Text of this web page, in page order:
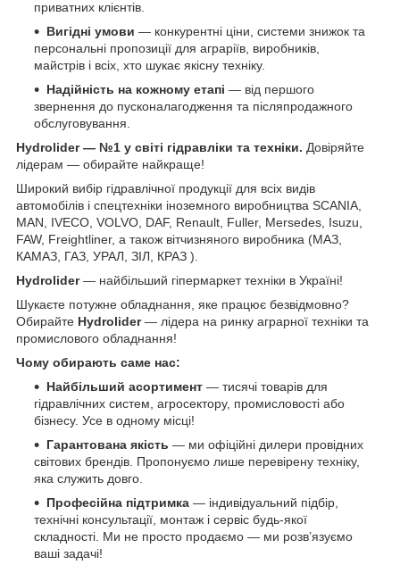
приватних клієнтів.
Вигідні умови — конкурентні ціни, системи знижок та
персональні пропозиції для аграріїв, виробників,
майстрів і всіх, хто шукає якісну техніку.
Надійність на кожному етапі — від першого
звернення до пусконалагодження та післяпродажного
обслуговування.
Hydrolider — №1 у світі гідравліки та техніки. Довіряйте
лідерам — обирайте найкраще!
Широкий вибір гідравлічної продукції для всіх видів
автомобілів і спецтехніки іноземного виробництва SCANIA,
MAN, IVECO, VOLVO, DAF, Renault, Fuller, Mersedes, Isuzu,
FAW, Freightliner, а також вітчизняного виробника (МАЗ,
КАМАЗ, ГАЗ, УРАЛ, ЗІЛ, КРАЗ ).
Hydrolider— найбільший гіпермаркет техніки в Україні!
Шукаєте потужне обладнання, яке працює безвідмовно?
Обирайте Hydrolider— лідера на ринку аграрної техніки та
промислового обладнання!
Чому обирають саме нас:
Найбільший асортимент — тисячі товарів для
гідравлічних систем, агросектору, промисловості або
бізнесу. Усе в одному місці!
Гарантована якість — ми офіційні дилери провідних
світових брендів. Пропонуємо лише перевірену техніку,
яка служить довго.
Професійна підтримка — індивідуальний підбір,
технічні консультації, монтаж і сервіс будь-якої
складності. Ми не просто продаємо — ми розв’язуємо
ваші задачі!